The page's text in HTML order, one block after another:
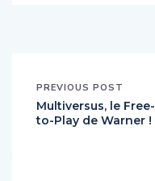
PREVIOUS POST
Multiversus, le Free-
to-Play de Warner !